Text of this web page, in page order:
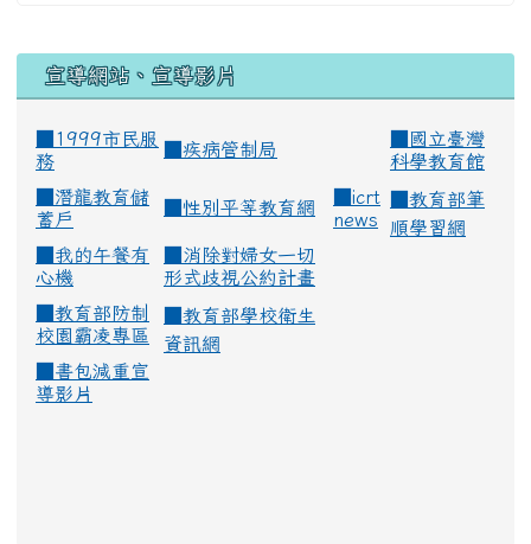
宣導網站、宣導影片
■1999市民服
務
疾病管制局
國立臺灣
科學教育館
潛龍教育儲
蓄戶
性別平等教育網
icrt
news
教育部筆
順學習網
我的午餐有
心機
消除對婦女一切
形式歧視公約計畫
教育部防制
校園霸凌專區
教育部學校衛生
資訊網
書包減重宣
導影片